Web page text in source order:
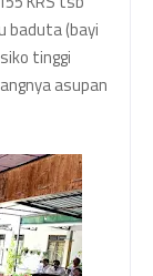
baduta (bayi
tinggi
asupan